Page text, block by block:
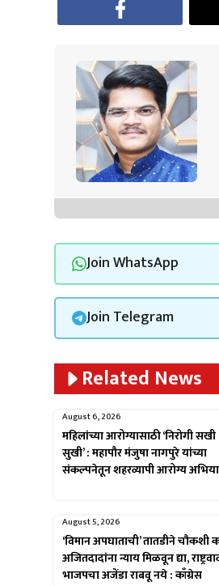
o
ok
er sA
p
p
Join WhatsApp
Join Telegram
Related News
August 6, 2026
महिलांच्या आरोग्यासाठी ‘निरोगी
सुखी’ : महापौर मंजुषा नागपुरे यांच्या
संकल्पनेतून शहरव्यापी आरोग्य
August 5, 2026
‘विमान अपघाताची’ तातडीने चौकशी
अजितदादांना न्याय मिळवून द्या,
भाजपचा अजेंडा राबवू नये : काँग्रेस